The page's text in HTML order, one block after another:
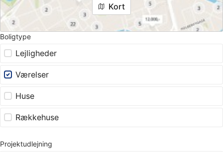
Kort
Boligtype
Lejligheder
Værelser
Huse
Rækkehuse
Projektudlejning